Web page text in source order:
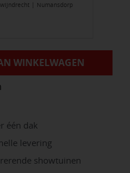
| Numansdorp
WINKELWAGEN
één dak
levering
showtuinen